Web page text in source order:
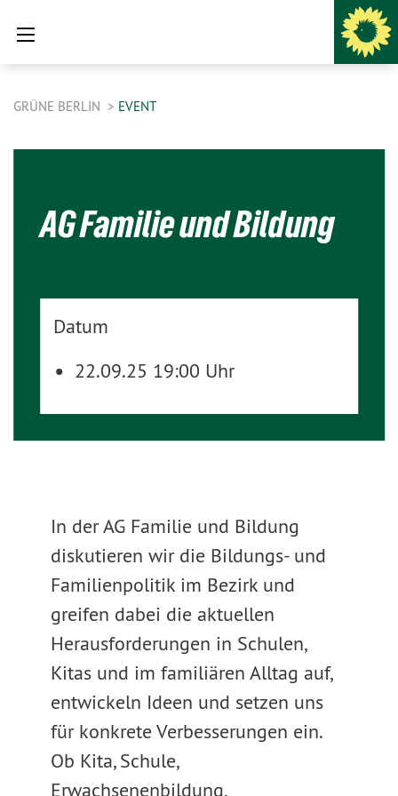
GRÜNE BERLIN EVENT
AG Familie und Bildung
Datum
22.09.25 19:00 Uhr
In der AG Familie und Bildung
diskutieren wir die Bildungs- und
Familienpolitik im Bezirk und
greifen dabei die aktuellen
Herausforderungen in Schulen,
Kitas und im familiären Alltag auf,
entwickeln Ideen und setzen uns
für konkrete Verbesserungen ein.
Ob Kita, Schule,
Erwachsenenbildung,